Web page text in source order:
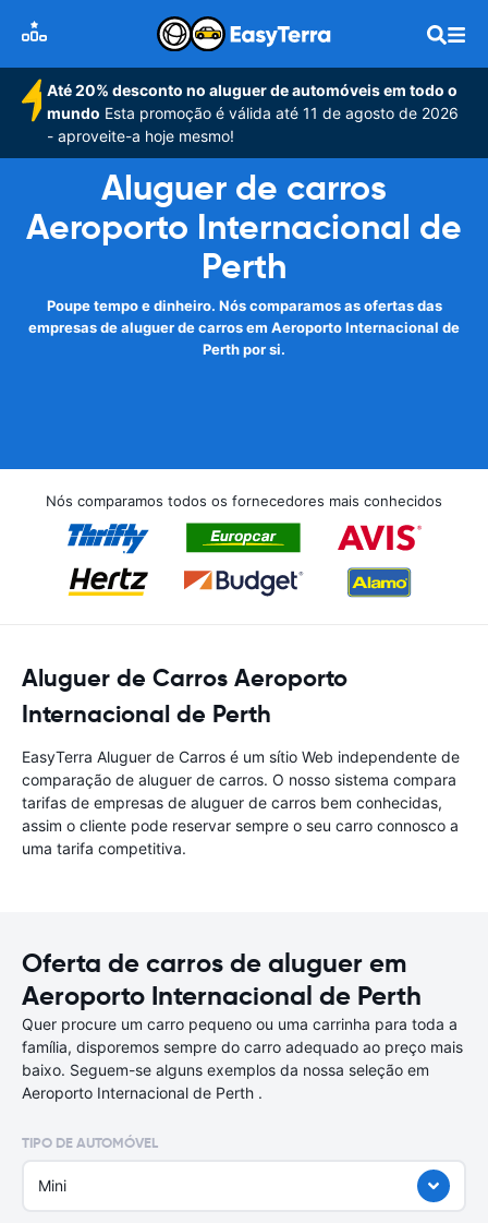
Até 20% desconto no aluguer de automóveis em todo o
mundo Esta promoção é válida até 11 de agosto de 2026
- aproveite-a hoje mesmo!
Aluguer de carros
Aeroporto Internacional de
Perth
Poupe tempo e dinheiro. Nós comparamos as ofertas das
empresas de aluguer de carros em Aeroporto Internacional de
Perth por si.
Nós comparamos todos os fornecedores mais conhecidos
Aluguer de Carros Aeroporto
Internacional de Perth
EasyTerra Aluguer de Carros é um sítio Web independente de
comparação de aluguer de carros. O nosso sistema compara
tarifas de empresas de aluguer de carros bem conhecidas,
assim o cliente pode reservar sempre o seu carro connosco a
uma tarifa competitiva.
Oferta de carros de aluguer em
Aeroporto Internacional de Perth
Quer procure um carro pequeno ou uma carrinha para toda a
família, disporemos sempre do carro adequado ao preço mais
baixo. Seguem-se alguns exemplos da nossa seleção em
Aeroporto Internacional de Perth .
TIPO DE AUTOMÓVEL
Mini